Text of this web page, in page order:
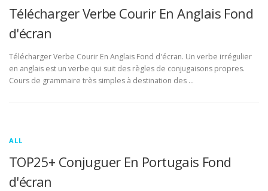
Télécharger Verbe Courir En Anglais Fond
d'écran
Télécharger Verbe Courir En Anglais Fond d'écran. Un verbe irrégulier
en anglais est un verbe qui suit des règles de conjugaisons propres.
Cours de grammaire très simples à destination des …
ALL
TOP25+ Conjuguer En Portugais Fond
d'écran